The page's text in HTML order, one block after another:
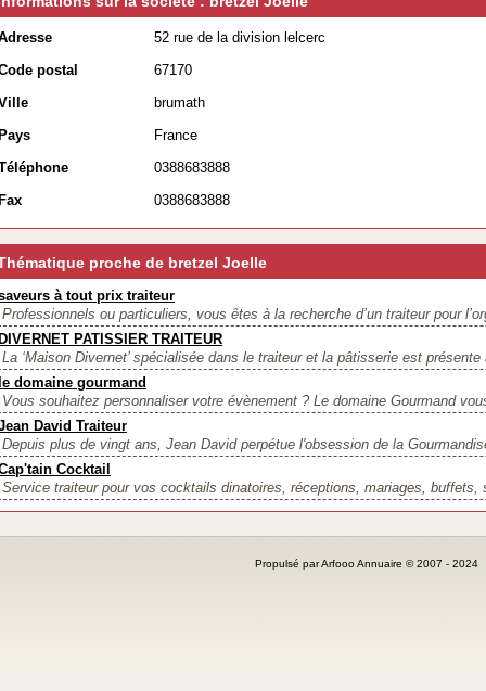
52 rue de la division lelcerc
postal
67170
brumath
France
0388683888
0388683888
proche de bretzel Joelle
à tout prix traiteur
Professionnels ou particuliers, vous êtes à la recherche d’un traiteur pour
PATISSIER TRAITEUR
La ‘Maison Divernet’ spécialisée dans le traiteur et la pâtisserie est
domaine gourmand
Vous souhaitez personnaliser votre évènement ? Le domaine Gourmand
David Traiteur
Depuis plus de vingt ans, Jean David perpétue l'obsession de la
Cocktail
Service traiteur pour vos cocktails dinatoires, réceptions, mariages, buffets,
Propulsé par Arfooo Annuaire © 2007 -